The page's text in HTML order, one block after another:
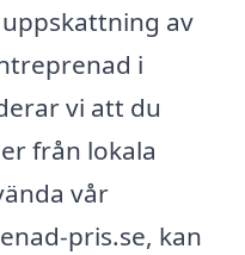
av
i
vi att du
från lokala
vår
pris.se, kan